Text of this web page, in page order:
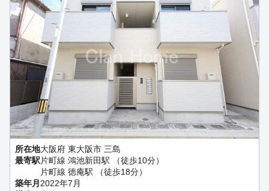
所在地大阪府 東大阪市 三島
最寄駅片町線 鴻池新田駅 （徒歩10分）
片町線 徳庵駅 （徒歩18分）
築年月 2022年7月